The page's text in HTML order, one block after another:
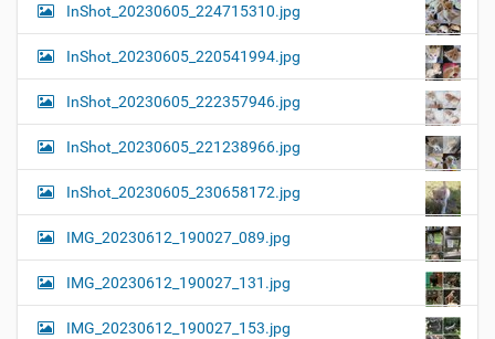
InShot_20230605_224715310.jpg
InShot_20230605_220541994.jpg
InShot_20230605_222357946.jpg
InShot_20230605_221238966.jpg
InShot_20230605_230658172.jpg
IMG_20230612_190027_089.jpg
IMG_20230612_190027_131.jpg
IMG_20230612_190027_153.jpg